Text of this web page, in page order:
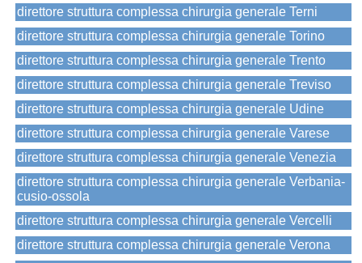
direttore struttura complessa chirurgia generale Terni
direttore struttura complessa chirurgia generale Torino
direttore struttura complessa chirurgia generale Trento
direttore struttura complessa chirurgia generale Treviso
direttore struttura complessa chirurgia generale Udine
direttore struttura complessa chirurgia generale Varese
direttore struttura complessa chirurgia generale Venezia
direttore struttura complessa chirurgia generale Verbania-
cusio-ossola
direttore struttura complessa chirurgia generale Vercelli
direttore struttura complessa chirurgia generale Verona